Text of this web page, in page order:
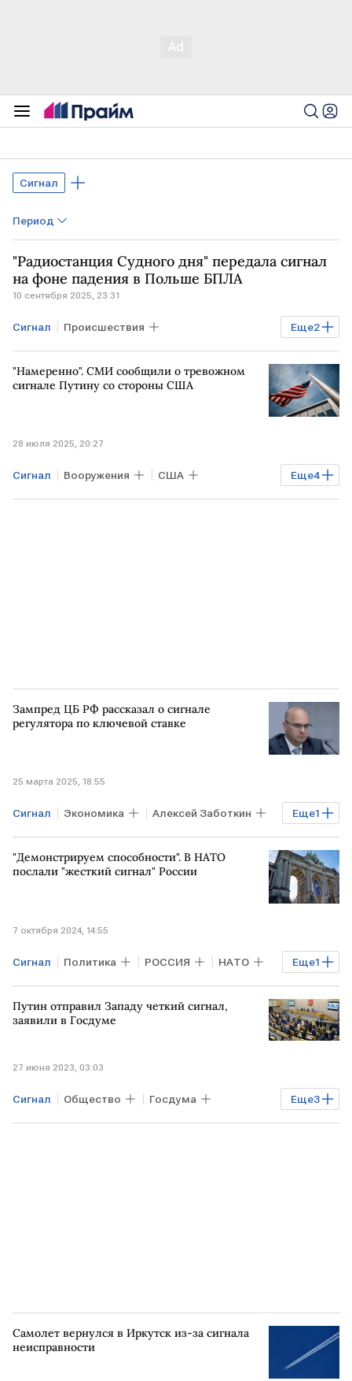
Сигнал
Период
"Радиостанция Судного дня" передала сигнал
на фоне падения в Польше БПЛА
10 сентября 2025, 23:31
Еще2
Сигнал Происшествия
Радиостанция "Судного дня" ПОЛЬША
"Намеренно". СМИ сообщили о тревожном
сигнале Путину со стороны США
28 июля 2025, 20:27
Еще4
Сигнал Вооружения США
ядерное оружие ВЕЛИКОБРИТАНИЯ
Зампред ЦБ РФ рассказал о сигнале
регулятора по ключевой ставке
25 марта 2025, 18:55
Еще1
Сигнал Экономика Алексей Заботкин
ключевая ставка
"Демонстрируем способности". В НАТО
послали "жесткий сигнал" России
7 октября 2024, 14:55
Еще1
Сигнал Политика РОССИЯ НАТО
политика
Путин отправил Западу четкий сигнал,
заявили в Госдуме
27 июня 2023, 03:03
Еще3
Сигнал Общество Госдума
Владимир Путин обращение
Самолет вернулся в Иркутск из-за сигнала
неисправности